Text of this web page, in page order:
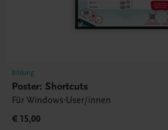
Bildung
Poster: Shortcuts
Für Windows-User/innen
€ 15,00